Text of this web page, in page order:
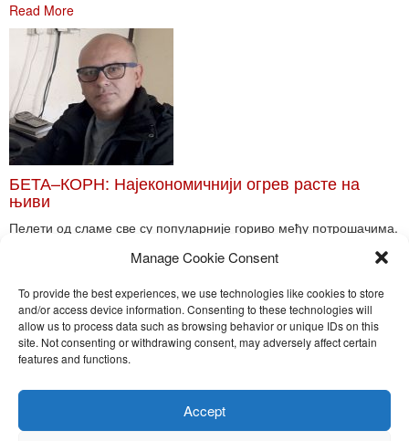
Manage Cookie Consent
To provide the best experiences, we use technologies like cookies to store
and/or access device information. Consenting to these technologies will
allow us to process data such as browsing behavior or unique IDs on this
site. Not consenting or withdrawing consent, may adversely affect certain
features and functions.
Accept
Read More
БЕТА–КОРН: Најекономичнији огрев расте на
њиви
Пелети од сламе све су популарније гориво међу потрошачима.
Toggle
Nira Press d.o.o.
Sadržaj ovog sajta je zakonom zaštićena intelektualna svojina